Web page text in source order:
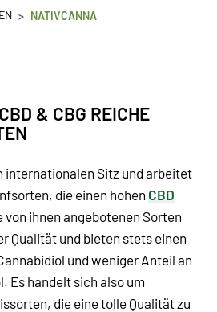
NATIVCANNA
& CBG REICHE
internationalen Sitz und arbeitet
die einen hohen CBD
von ihnen angebotenen Sorten
Qualität und bieten stets einen
und weniger Anteil an
Es handelt sich also um
die eine tolle Qualität zu